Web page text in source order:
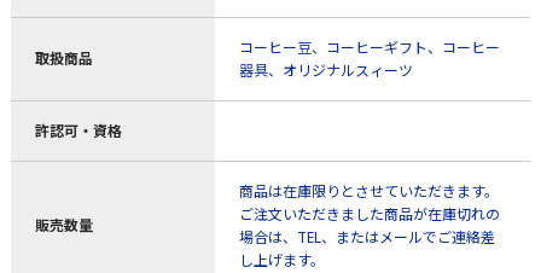
取扱商品
コーヒー豆、コーヒーギフト、コーヒー
器具、オリジナルスィーツ
許認可・資格
販売数量
商品は在庫限りとさせていただきます。
ご注文いただきました商品が在庫切れの
場合は、TEL、またはメールでご連絡差
し上げます。